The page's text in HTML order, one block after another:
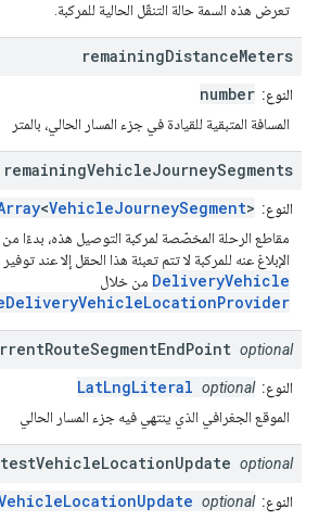
تعرض هذه السمة حالة التنقّل الحالية للمركبة.
remainingDistanceMeters
النوع: number
المسافة المتبقية للقيادة في جزء المسار الحالي، بالمتر
remainingVehicleJourneySegments
النوع: <VehicleJourneySegment>
مقاطع الرحلة المخصّصة لمركبة التوصيل هذه، بدءًا
الإبلاغ عنه للمركبة لا تتم تعبئة هذا الحقل إلا عند
DeliveryVehicle من خلال
RouteSegmentEndPoint optional
النوع: LatLngLiteral optional
الموقع الجغرافي الذي ينتهي فيه جزء المسار الحالي
VehicleLocationUpdate optional
النوع: optional